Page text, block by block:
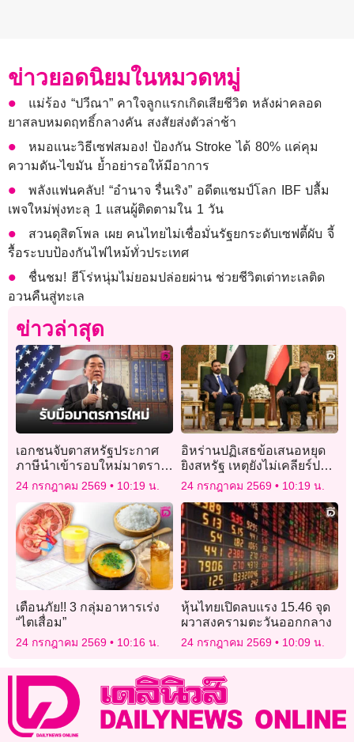
ข่าวยอดนิยมในหมวดหมู่
แม่ร้อง “ปวีณา” คาใจลูกแรกเกิดเสียชีวิต หลังผ่าคลอด
ยาสลบหมดฤทธิ์กลางคัน สงสัยส่งตัวล่าช้า
หมอแนะวิธีเซฟสมอง! ป้องกัน Stroke ได้ 80% แค่คุม
ความดัน-ไขมัน ย้ำอย่ารอให้มีอาการ
พลังแฟนคลับ! “อำนาจ รื่นเริง” อดีตแชมป์โลก IBF ปลื้ม
เพจใหม่พุ่งทะลุ 1 แสนผู้ติดตามใน 1 วัน
สวนดุสิตโพล เผย คนไทยไม่เชื่อมั่นรัฐยกระดับเซฟตี้ผับ จี้
รื้อระบบป้องกันไฟไหม้ทั่วประเทศ
ชื่นชม! ฮีโร่หนุ่มไม่ยอมปล่อยผ่าน ช่วยชีวิตเต่าทะเลติด
อวนคืนสู่ทะเล
ข่าวล่าสุด
เอกชนจับตาสหรัฐประกาศ
ภาษีนำเข้ารอบใหม่มาตรา
301 ไทยโดนด้วย 12.5%
24 กรกฎาคม 2569 10:19 น.
อิหร่านปฏิเสธข้อเสนอหยุด
ยิงสหรัฐ เหตุยังไม่เคลียร์ปม
ช่องแคบฮอร์มุซ
24 กรกฎาคม 2569 10:19 น.
เตือนภัย!! 3 กลุ่มอาหารเร่ง
“ไตเสื่อม”
24 กรกฎาคม 2569 10:16 น.
หุ้นไทยเปิดลบแรง 15.46 จุด
ผวาสงครามตะวันออกกลาง
24 กรกฎาคม 2569 10:09 น.